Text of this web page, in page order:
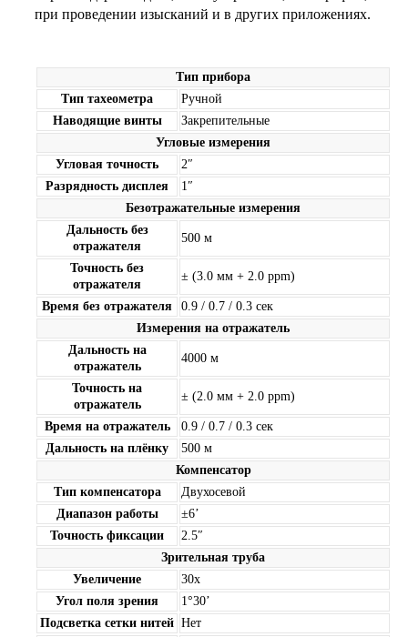
при проведении изысканий и в других приложениях.
Тип прибора
Тип тахеометра
Ручной
Наводящие винты
Закрепительные
Угловые измерения
Угловая точность
2″
Разрядность дисплея
1″
Безотражательные измерения
Дальность без
отражателя
500 м
Точность без
отражателя
± (3.0 мм + 2.0 ppm)
Время без отражателя
0.9 / 0.7 / 0.3 сек
Измерения на отражатель
Дальность на
отражатель
4000 м
Точность на
отражатель
± (2.0 мм + 2.0 ppm)
Время на отражатель
0.9 / 0.7 / 0.3 сек
Дальность на плёнку
500 м
Компенсатор
Тип компенсатора
Двухосевой
Диапазон работы
±6’
Точность фиксации
2.5″
Зрительная труба
Увеличение
30х
Угол поля зрения
1°30’
Подсветка сетки нитей Нет